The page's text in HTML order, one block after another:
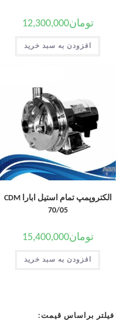
تومان12,300,000
افزودن به سبد خرید
الکتروپمپ تمام استیل ابارا CDM
70/05
تومان15,400,000
افزودن به سبد خرید
فیلتر براساس قیمت: